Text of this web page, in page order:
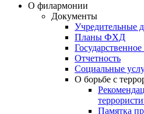
О филармонии
Документы
Учредительные
Планы ФХД
Государственное
Отчетность
Социальные
О борьбе с
Памятка